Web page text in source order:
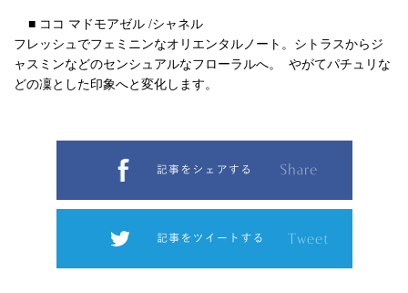
■ ココ マドモアゼル /シャネル
フレッシュでフェミニンなオリエンタルノート。シトラスからジ
ャスミンなどのセンシュアルなフローラルへ。 やがてパチュリな
どの凜とした印象へと変化します。